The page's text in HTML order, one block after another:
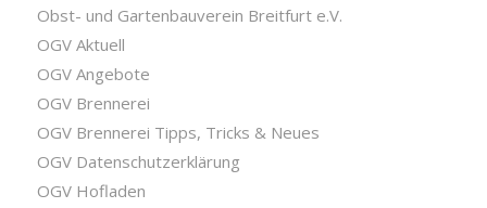
Obst- und Gartenbauverein Breitfurt e.V.
OGV Aktuell
OGV Angebote
OGV Brennerei
OGV Brennerei Tipps, Tricks & Neues
OGV Datenschutzerklärung
OGV Hofladen